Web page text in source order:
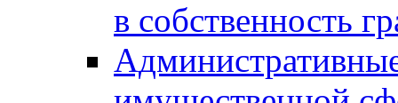
в собственность